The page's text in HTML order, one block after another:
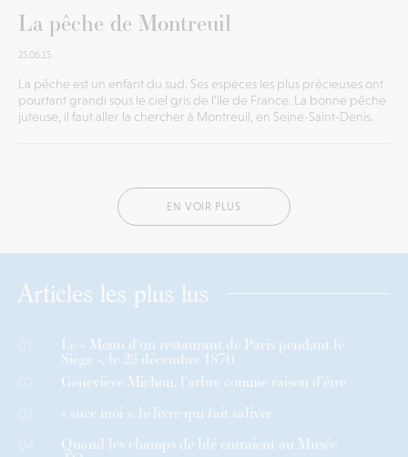
La pêche de Montreuil
25.06.15
La pêche est un enfant du sud. Ses espèces les plus précieuses ont
pourtant grandi sous le ciel gris de l’Ile de France. La bonne pêche
juteuse, il faut aller la chercher à Montreuil, en Seine-Saint-Denis.
EN VOIR PLUS
Articles les plus lus
Le « Menu d’un restaurant de Paris pendant le
Siège », le 25 décembre 1870
Geneviève Michon, l’arbre comme raison d’être
« suce moi », le livre qui fait saliver
Quand les champs de blé entraient au Musée